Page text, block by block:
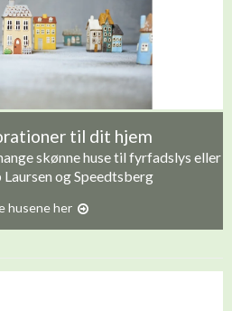
til dit hjem
skønne huse til fyrfadslys eller
og Speedtsberg
husene her